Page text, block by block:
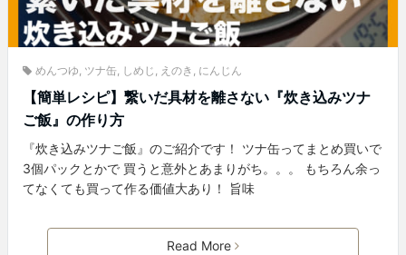
めんつゆ, ツナ缶, しめじ , えのき , にんじん
【簡単レシピ】繋いだ具材を離さない『炊き込みツナ
ご飯』の作り方
『炊き込みツナご飯』のご紹介です！ ツナ缶ってまとめ買いで
3個パックとかで 買うと意外とあまりがち。。。 もちろん余っ
てなくても買って作る価値大あり！ 旨味
Read More